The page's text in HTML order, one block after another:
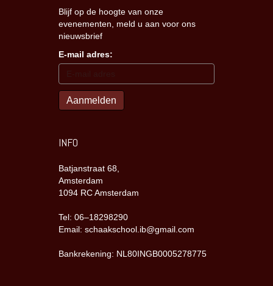
Blijf op de hoogte van onze
evenementen, meld u aan voor ons
nieuwsbrief
E-mail adres:
INFO
Batjanstraat 68,
Amsterdam
1094 RC Amsterdam
Tel: 06–18298290
Email: schaakschool.ib@gmail.com
Bankrekening: NL80INGB0005278775